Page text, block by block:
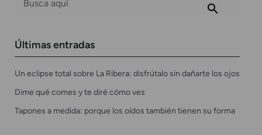
Últimas entradas
Un eclipse total sobre La Ribera: disfrútalo sin dañarte los ojos
Dime qué comes y te diré cómo ves
Tapones a medida: porque los oídos también tienen su forma